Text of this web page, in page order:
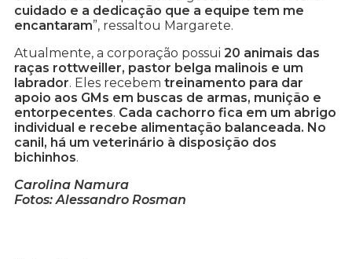
cuidado e a dedicação que a equipe tem me
encantaram”, ressaltou Margarete.
Atualmente, a corporação possui 20 animais das
raças rottweiller, pastor belga malinois e um
labrador. Eles recebem treinamento para dar
apoio aos GMs em buscas de armas, munição e
entorpecentes. Cada cachorro fica em um abrigo
individual e recebe alimentação balanceada. No
canil, há um veterinário à disposição dos
bichinhos.
Carolina Namura
Fotos: Alessandro Rosman